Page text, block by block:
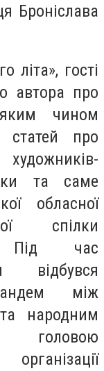
Броніслава
літа», гості
автора про
чином
статей про
та саме
обласної
спілки
Під час
відбувся
між
народним
головою